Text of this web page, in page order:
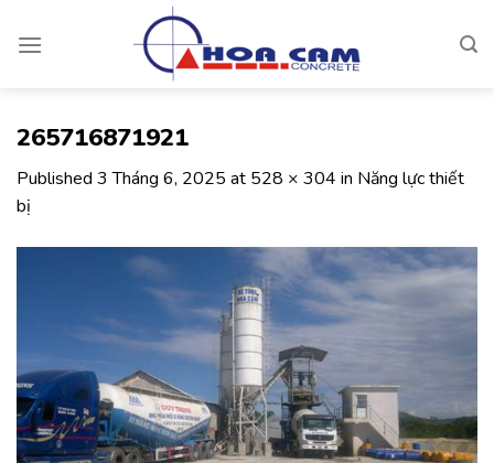
265716871921
Published 3 Tháng 6, 2025 at 528 × 304 in Năng lực thiết
bị